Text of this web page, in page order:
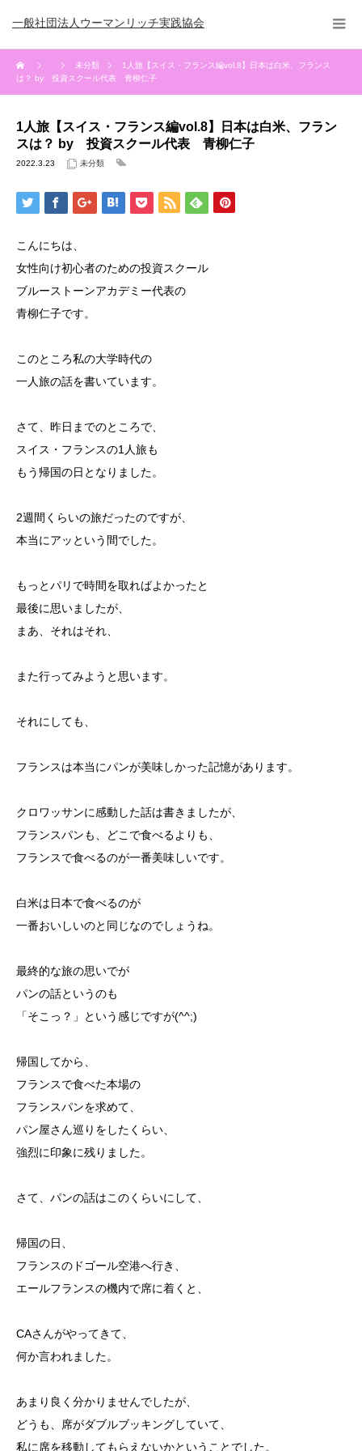
一般社団法人ウーマンリッチ実践協会
未分類
1人旅【スイス・フランス編vol.8】日本は白米、フランス
は？ by 投資スクール代表 青柳仁子
1人旅【スイス・フランス編vol.8】日本は白米、フラン
スは？ by 投資スクール代表 青柳仁子
2022.3.23 未分類
こんにちは、
女性向け初心者のための投資スクール
ブルーストーンアカデミー代表の
青柳仁子です。
このところ私の大学時代の
一人旅の話を書いています。
さて、昨日までのところで、
スイス・フランスの1人旅も
もう帰国の日となりました。
2週間くらいの旅だったのですが、
本当にアッという間でした。
もっとパリで時間を取ればよかったと
最後に思いましたが、
まあ、それはそれ、
また行ってみようと思います。
それにしても、
フランスは本当にパンが美味しかった記憶があります。
クロワッサンに感動した話は書きましたが、
フランスパンも、どこで食べるよりも、
フランスで食べるのが一番美味しいです。
白米は日本で食べるのが
一番おいしいのと同じなのでしょうね。
最終的な旅の思いでが
パンの話というのも
「そこっ？」という感じですが(^^;)
帰国してから、
フランスで食べた本場の
フランスパンを求めて、
パン屋さん巡りをしたくらい、
強烈に印象に残りました。
さて、パンの話はこのくらいにして、
帰国の日、
フランスのドゴール空港へ行き、
エールフランスの機内で席に着くと、
CAさんがやってきて、
何か言われました。
あまり良く分かりませんでしたが、
どうも、席がダブルブッキングしていて、
私に席を移動してもらえないかということでした。